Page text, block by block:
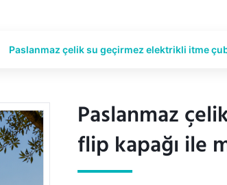
Paslanmaz çelik su geçirmez elektrikli itme
Paslanmaz
flip kapağı ile
Paslanmaz
flip kapağı ile